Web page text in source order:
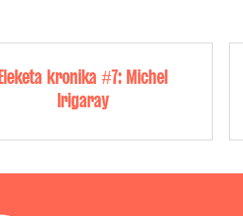
Eleketa kronika #7: Michel
Irigaray